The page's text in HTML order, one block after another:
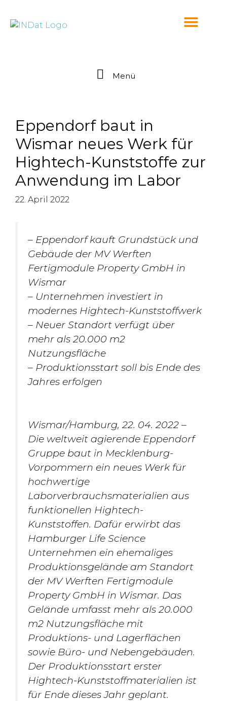
Menü
Eppendorf baut in
Wismar neues Werk für
Hightech-Kunststoffe zur
Anwendung im Labor
22. April 2022
– Eppendorf kauft Grundstück und
Gebäude der MV Werften
Fertigmodule Property GmbH in
Wismar
– Unternehmen investiert in
modernes Hightech-Kunststoffwerk
– Neuer Standort verfügt über
mehr als 20.000 m2
Nutzungsfläche
– Produktionsstart soll bis Ende des
Jahres erfolgen
Wismar/Hamburg, 22. 04. 2022 –
Die weltweit agierende Eppendorf
Gruppe baut in Mecklenburg-
Vorpommern ein neues Werk für
hochwertige
Laborverbrauchsmaterialien aus
funktionellen Hightech-
Kunststoffen. Dafür erwirbt das
Hamburger Life Science
Unternehmen ein ehemaliges
Produktionsgelände am Standort
der MV Werften Fertigmodule
Property GmbH in Wismar. Das
Gelände umfasst mehr als 20.000
m2 Nutzungsfläche mit
Produktions- und Lagerflächen
sowie Büro- und Nebengebäuden.
Der Produktionsstart erster
Hightech-Kunststoffmaterialien ist
für Ende dieses Jahr geplant.